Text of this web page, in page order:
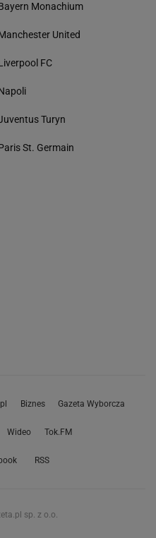
Monachium
United
FC
Turyn
St. Germain
Biznes Gazeta Wyborcza
Wideo Tok.FM
RSS
sp. z o.o.